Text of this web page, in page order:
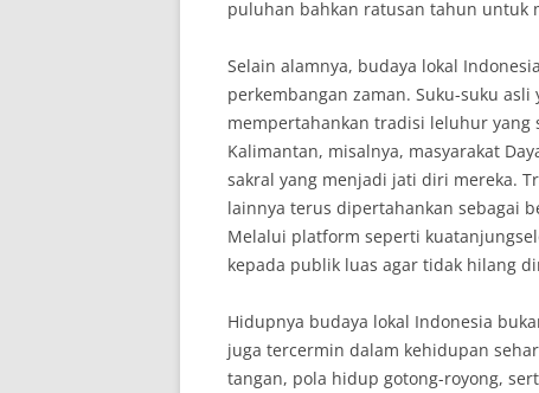
puluhan bahkan ratusan tahun untuk
Selain alamnya, budaya lokal
perkembangan zaman. Suku-suku
mempertahankan tradisi leluhur yang
Kalimantan, misalnya, masyarakat
sakral yang menjadi jati diri mereka.
lainnya terus dipertahankan sebagai
Melalui platform seperti
kepada publik luas agar tidak hilang
Hidupnya budaya lokal Indonesia
juga tercermin dalam kehidupan
tangan, pola hidup gotong-royong,